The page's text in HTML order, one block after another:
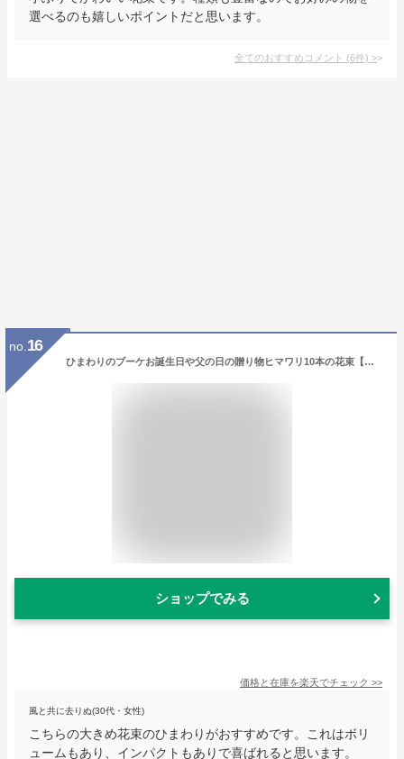
選べるのも嬉しいポイントだと思います。
全てのおすすめコメント (6件) >
no. 16
ひまわりのブーケお誕生日や父の日の贈り物ヒマワリ10本の花束【楽ギフ_包装】
ショップでみる
価格と在庫を楽天でチェック >>
風と共に去りぬ(30代・女性)
こちらの大きめ花束のひまわりがおすすめです。これはボリ
ュームもあり、インパクトもありで喜ばれると思います。